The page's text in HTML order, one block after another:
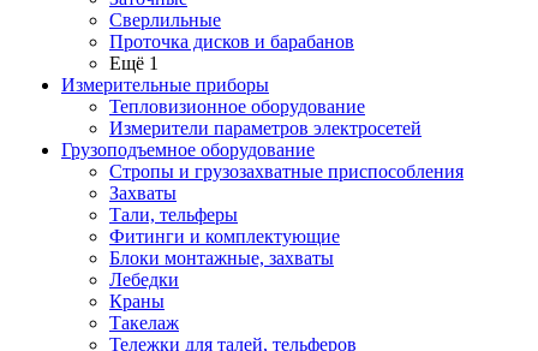
Сверлильные
Проточка дисков и барабанов
Ещё 1
Измерительные приборы
Тепловизионное оборудование
Измерители параметров электросетей
Грузоподъемное оборудование
Стропы и грузозахватные приспособления
Захваты
Тали, тельферы
Фитинги и комплектующие
Блоки монтажные, захваты
Лебедки
Краны
Такелаж
Тележки для талей, тельферов